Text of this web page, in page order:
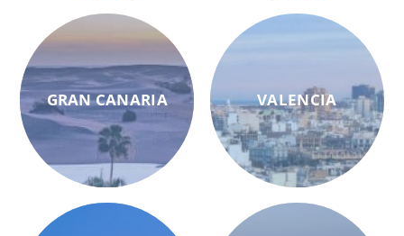
GRAN CANARIA VALENCIA